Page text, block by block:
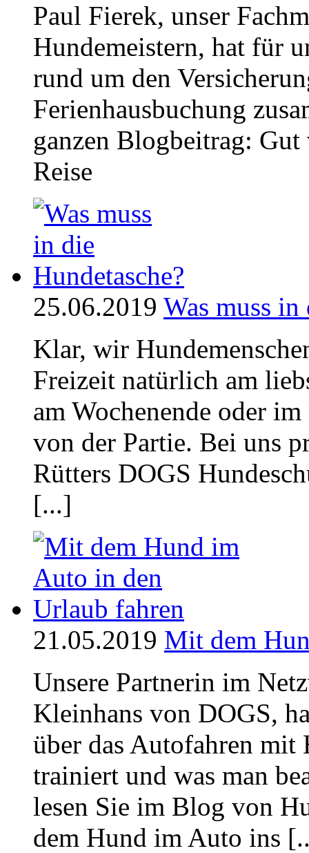
Paul Fierek, unser
Hundemeistern, hat für
rund um den
Ferienhausbuchung
ganzen Blogbeitrag:
Reise
25.06.2019 Was muss in
Klar, wir
Freizeit natürlich am
am Wochenende oder
von der Partie. Bei uns
Rütters DOGS
[...]
21.05.2019 Mit dem
Unsere Partnerin im
Kleinhans von DOGS,
über das Autofahren mit
trainiert und was man
lesen Sie im Blog von
dem Hund im Auto ins